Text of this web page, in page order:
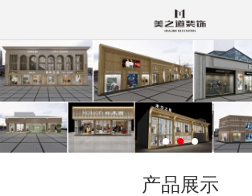
产品展示